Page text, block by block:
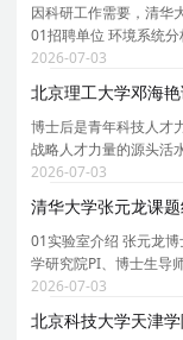
因科研工作需要，清华
01招聘单位 环境系统
容 依托课题组牵头负责
目，主要围绕人工智能
2026-07-03
北京理工大学邓海
博士后是青年科技人才
战略人才力量的源头活
建设纳入学校师资队伍
持续推动博士后队伍规
2026-07-03
清华大学张元龙课
01实验室介绍 张元龙
学研究院PI、博士生导
与计算方法，研究方向
活动计算建模与群体解
2026-07-03
北京科技大学天津